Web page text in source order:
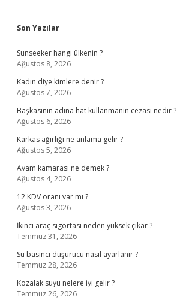
Sidebar
Son Yazılar
Sunseeker hangi ülkenin ?
Ağustos 8, 2026
Kadın diye kimlere denir ?
Ağustos 7, 2026
Başkasının adına hat kullanmanın cezası nedir ?
Ağustos 6, 2026
Karkas ağırlığı ne anlama gelir ?
Ağustos 5, 2026
Avam kamarası ne demek ?
Ağustos 4, 2026
12 KDV oranı var mı ?
Ağustos 3, 2026
İkinci araç sigortası neden yüksek çıkar ?
Temmuz 31, 2026
Su basıncı düşürücü nasıl ayarlanır ?
Temmuz 28, 2026
Kozalak suyu nelere iyi gelir ?
Temmuz 26, 2026